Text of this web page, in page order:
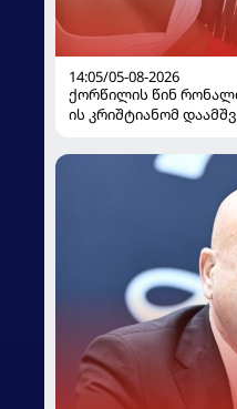
14:05/05-08-2026
ქორწილის წინ
ის კრიშტიანომ